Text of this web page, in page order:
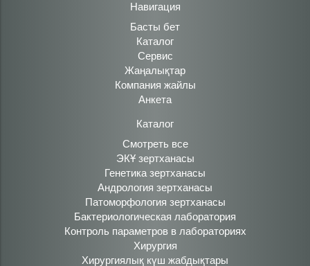
Навигация
Басты бет
Каталог
Сервис
Жаңалықтар
Компания жайлы
Анкета
Каталог
Смотреть все
ЭКҰ зертханасы
Генетика зертханасы
Андрология зертханасы
Патоморфология зертханасы
Бактериологическая лаборатория
Контроль параметров в лабораториях
Хирургия
Хирургиялық күш жабдықтары